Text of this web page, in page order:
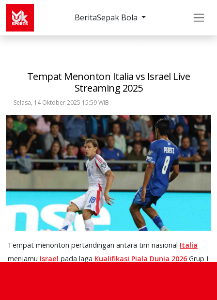
BeritaSepak Bola
Tempat Menonton Italia vs Israel Live
Streaming 2025
Selasa, 14 Oktober 2025 15:59 WIB
Tempat menonton pertandingan antara tim nasional Italia
menjamu Israel pada laga Kualifikasi Piala Dunia 2026 Grup I